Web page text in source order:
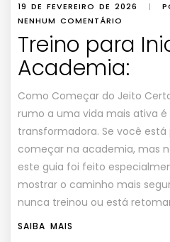
19 DE FEVEREIRO DE 2026 |
NENHUM COMENTÁRIO
Treino para
Academia:
Como Começar do Jeito
rumo a uma vida mais ativa
transformadora. Se você
começar na academia, mas
este guia foi feito
mostrar o caminho mais
nunca treinou ou está
SAIBA MAIS